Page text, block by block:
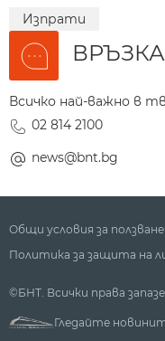
Изпрати
Всичко най-важно в
02 814 2100
news@bnt.bg
Общи условия за ползване
Политика за защита на
©БНТ. Всички права
Гледайте